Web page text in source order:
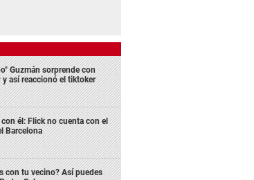
Guzmán sorprende con
y así reaccionó el tiktoker
él: Flick no cuenta con el
Barcelona
con tu vecino? Así puedes